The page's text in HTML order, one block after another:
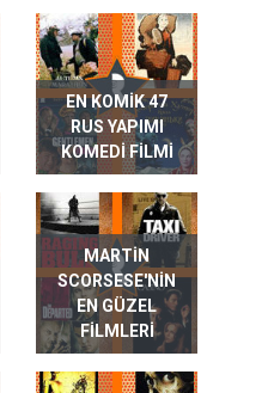
EN KOMIK 47
RUS YAPIMI
KOMEDI FILMI
MARTIN
SCORSESE'NIN
EN GÜZEL
FILMLERI